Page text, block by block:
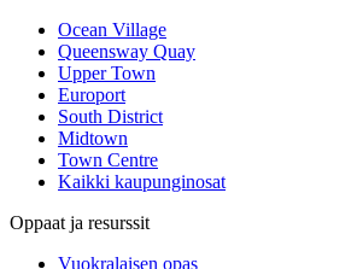
Ocean Village
Queensway Quay
Upper Town
Europort
South District
Midtown
Town Centre
Kaikki kaupunginosat
Oppaat ja resurssit
Vuokralaisen opas